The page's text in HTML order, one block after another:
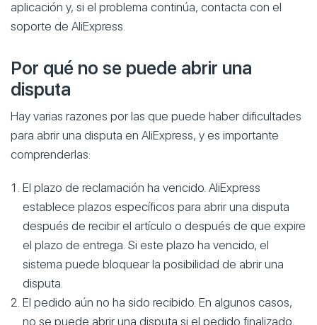
aplicación y, si el problema continúa, contacta con el
soporte de AliExpress.
Por qué no se puede abrir una
disputa
Hay varias razones por las que puede haber dificultades
para abrir una disputa en AliExpress, y es importante
comprenderlas:
El plazo de reclamación ha vencido. AliExpress
establece plazos específicos para abrir una disputa
después de recibir el artículo o después de que expire
el plazo de entrega. Si este plazo ha vencido, el
sistema puede bloquear la posibilidad de abrir una
disputa.
El pedido aún no ha sido recibido. En algunos casos,
no se puede abrir una disputa si el pedido finalizado